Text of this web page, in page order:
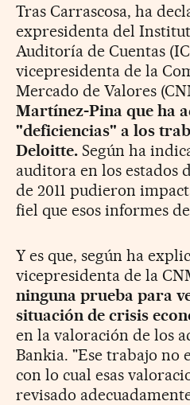
Tras Carrascosa, ha
expresidenta del
Auditoría de Cuentas
vicepresidenta de la
Mercado de Valores
Martínez-Pina que ha
"deficiencias" a los
Deloitte.Según ha
auditora en los estados
de 2011 pudieron
fiel que esos informes
Y es que, según ha
vicepresidenta de la
ninguna prueba para
situación de crisis
en la valoración de los
Bankia. "Ese trabajo no
con lo cual esas
revisado